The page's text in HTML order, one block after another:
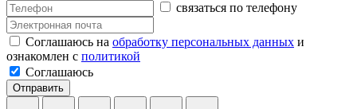
связаться по телефону
Соглашаюсь на обработку персональных данных и
ознакомлен с политикой
Соглашаюсь
Отправить